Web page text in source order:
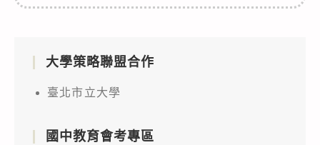
大學策略聯盟合作
臺北市立大學
國中教育會考專區